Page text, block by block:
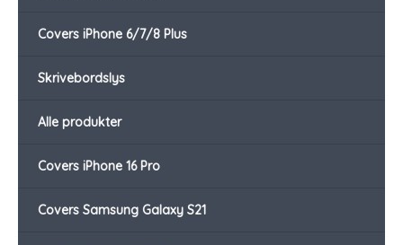
Covers iPhone 6/7/8 Plus
Skrivebordslys
Alle produkter
Covers iPhone 16 Pro
Covers Samsung Galaxy S21